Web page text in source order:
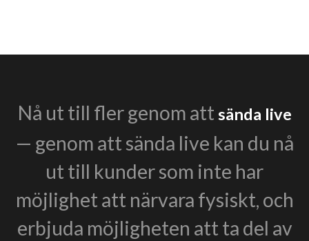
Nå ut till fler genom att sända live
— genom att sända live kan du nå
ut till kunder som inte har
möjlighet att närvara fysiskt, och
erbjuda möjligheten att ta del av